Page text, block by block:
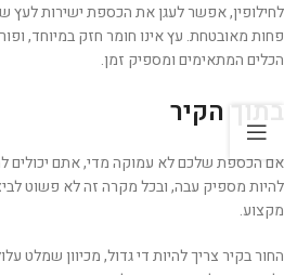
לחילופין, אפשר לעגן את הכספת ישירות לעץ
פחות מאובטחת. עץ אינו חומר חזק במיוחד,
הכלים המתאימים ומספיק זמן.
בתוך הקיר
אם הכספת שלכם לא עמוקה מדי, אתם יכולים
להיות מספיק עבה, ובכל מקרה זה לא פשוט
מקצוע.
החור בקיר צריך להיות די גדול, מכיוון שמלט